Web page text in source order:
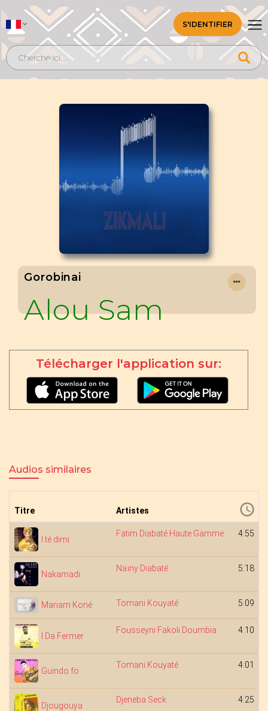
S'IDENTIFIER
Gorobinai
Alou Sam
Télécharger l'application sur:
Audios similaires
Titre Artistes
I té dimi
Fatim Diabaté Haute Gamme 4:55
Nakamadi
Naïny Diabaté 5:18
Mariam Koné Tomani Kouyaté 5:09
I Da Fermer
Fousseyni Fakoli Doumbia 4:10
Guindo fo
Tomani Kouyaté 4:01
Djougouya
Djeneba Seck 4:25